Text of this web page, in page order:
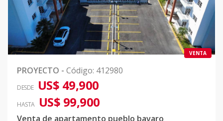
VENTA
PROYECTO - Código: 412980
DESDE US$ 49,900
HASTA US$ 99,900
Venta de apartamento pueblo bavaro